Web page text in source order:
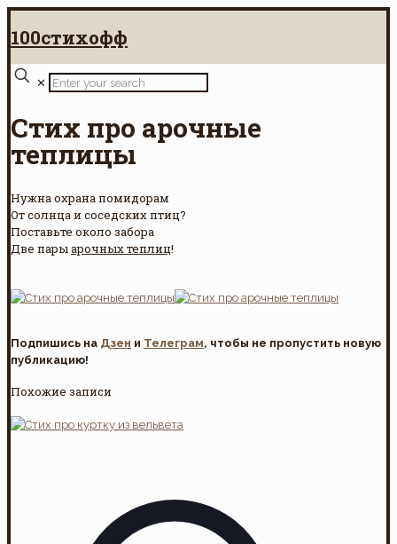
100стихофф
✕
Стих про арочные
теплицы
Нужна охрана помидорам
От солнца и соседских птиц?
Поставьте около забора
Две парыарочных теплиц!
Подпишись на Дзен и Телеграм, чтобы не пропустить новую
публикацию!
Похожие записи